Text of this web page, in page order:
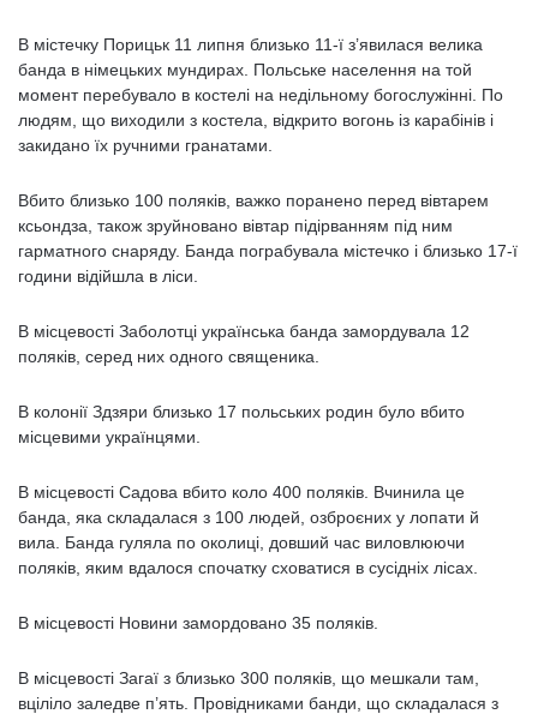
В містечку Порицьк 11 липня близько 11-ї з’явилася велика
банда в німецьких мундирах. Польське населення на той
момент перебувало в костелі на недільному богослужінні. По
людям, що виходили з костела, відкрито вогонь із карабінів і
закидано їх ручними гранатами.
Вбито близько 100 поляків, важко поранено перед вівтарем
ксьондза, також зруйновано вівтар підірванням під ним
гарматного снаряду. Банда пограбувала містечко і близько 17-ї
години відійшла в ліси.
В місцевості Заболотці українська банда замордувала 12
поляків, серед них одного священика.
В колонії Здзяри близько 17 польських родин було вбито
місцевими українцями.
В місцевості Садова вбито коло 400 поляків. Вчинила це
банда, яка складалася з 100 людей, озброєних у лопати й
вила. Банда гуляла по околиці, довший час виловлюючи
поляків, яким вдалося спочатку сховатися в сусідніх лісах.
В місцевості Новини замордовано 35 поляків.
В місцевості Загаї з близько 300 поляків, що мешкали там,
вціліло заледве п’ять. Провідниками банди, що складалася з